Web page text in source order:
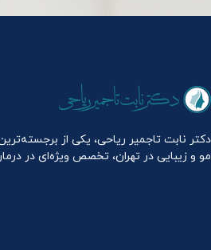
دکتر نابت تاجمیر ریاحی، یکی از
مو و زیبایی در تهران، تخصص ویژه‌ای در